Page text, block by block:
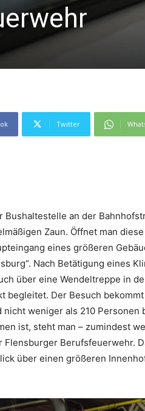
Twitter
Bushaltestelle an der
Zaun. Öffnet man
eines größeren
Nach Betätigung eines
über eine Wendeltreppe in
begleitet. Der Besuch
weniger als 210 Personen
ist, steht man – zumindest
Flensburger Berufsfeuerwehr.
über einen größeren